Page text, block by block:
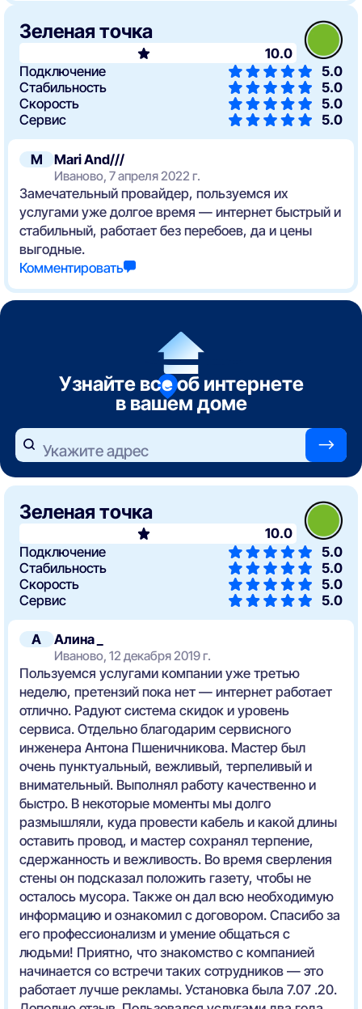
M Mari And///
Иваново, 7 апреля 2022 г.
Замечательный провайдер, пользуемся их
услугами уже долгое время — интернет быстрый и
стабильный, работает без перебоев, да и цены
выгодные.
Комментировать
Зеленая точка
10.0
Подключение
5.0
Стабильность
5.0
Скорость
5.0
Сервис
5.0
Узнайте все об интернете
в вашем доме
Укажите адрес —>
А Алина _
Иваново, 12 декабря 2019 г.
Пользуемся услугами компании уже третью
неделю, претензий пока нет — интернет работает
отлично. Радуют система скидок и уровень
сервиса. Отдельно благодарим сервисного
инженера Антона Пшеничникова. Мастер был
очень пунктуальный, вежливый, терпеливый и
внимательный. Выполнял работу качественно и
быстро. В некоторые моменты мы долго
размышляли, куда провести кабель и какой длины
оставить провод, и мастер сохранял терпение,
сдержанность и вежливость. Во время сверления
стены он подсказал положить газету, чтобы не
осталось мусора. Также он дал всю необходимую
информацию и ознакомил с договором. Спасибо за
его профессионализм и умение общаться с
людьми! Приятно, что знакомство с компанией
начинается со встречи таких сотрудников — это
работает лучше рекламы. Установка была 7.07 .20.
Зеленая точка
10.0
Подключение
5.0
Стабильность
5.0
Скорость
5.0
Сервис
5.0